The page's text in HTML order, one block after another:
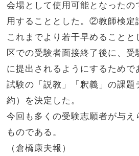
会場として使用可能となったの
用することとした。②教師検定
これまでより若干早めることと
区での受験者面接終了後に、受
に提出されるようにするため
試験の「説教」「釈義」の課題
約）を決定した。
今回も多くの受験志願者が与え
ものである。
（倉橋康夫報）